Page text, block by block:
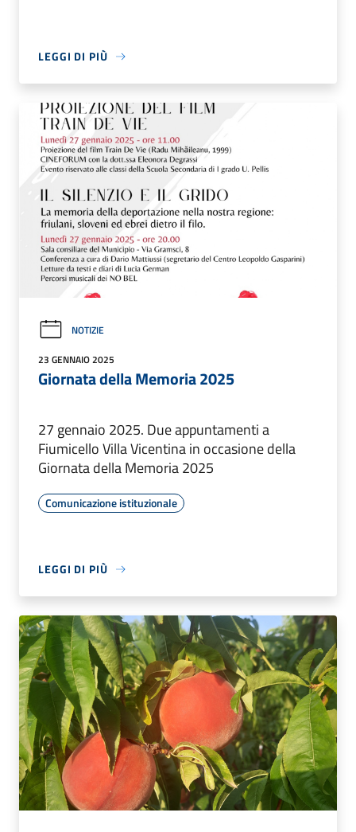
LEGGI DI PIÙ
NOTIZIE
23 GENNAIO 2025
Giornata della Memoria 2025
27 gennaio 2025. Due appuntamenti a
Fiumicello Villa Vicentina in occasione della
Giornata della Memoria 2025
Comunicazione istituzionale
LEGGI DI PIÙ